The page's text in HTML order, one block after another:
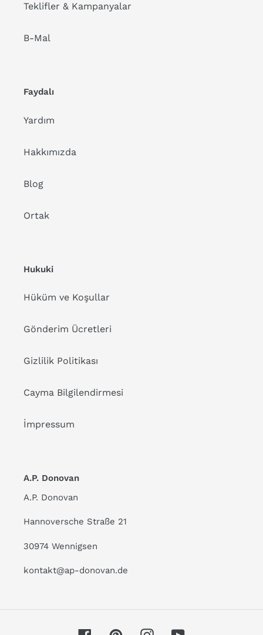
Teklifler & Kampanyalar
B-Mal
Faydalı
Yardım
Hakkımızda
Blog
Ortak
Hukuki
Hüküm ve Koşullar
Gönderim Ücretleri
Gizlilik Politikası
Cayma Bilgilendirmesi
İmpressum
A.P. Donovan
A.P. Donovan
Hannoversche Straße 21
30974 Wennigsen
kontakt@ap-donovan.de